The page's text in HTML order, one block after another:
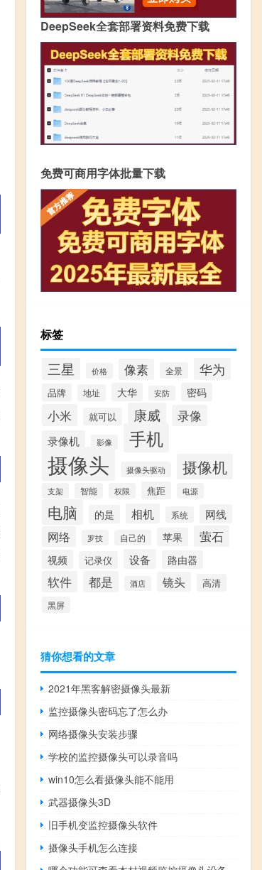
DeepSeek全套部署资料免费下载
免费可商用字体批量下载
标签
三星 价格 像素 全景 华为
品牌 地址 大华 安防 密码
小米 就可以 康威 录像
录像机 影像 手机
摄像头 摄像头驱动 摄像机
支架 智能 权限 焦距 电源
电脑 的是 相机 系统 网线
网络 罗技 自己的 苹果 萤石
视频 记录仪 设备 路由器
软件 都是 酒店 镜头 高清
黑屏
猜你想看的文章
2021年黑客解密摄像头最新
监控摄像头密码忘了怎么办
网络摄像头安装步骤
学校的监控摄像头可以录音吗
win10怎么看摄像头能不能用
武器摄像头3D
旧手机变监控摄像头软件
摄像头手机怎么连接